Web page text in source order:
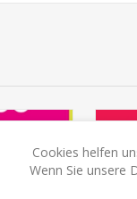
Cookies helfen
Wenn Sie unsere